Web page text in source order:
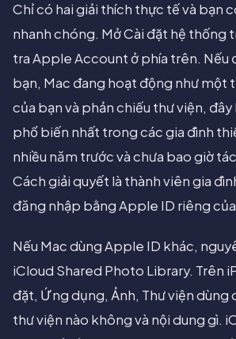
Chỉ có hai giải thích thực tế và bạn
nhanh chóng. Mở Cài đặt hệ thống
tra Apple Account ở phía trên. Nếu
bạn, Mac đang hoạt động như một
của bạn và phản chiếu thư viện, đây
phổ biến nhất trong các gia đình
nhiều năm trước và chưa bao giờ
Cách giải quyết là thành viên gia
đăng nhập bằng Apple ID riêng
Nếu Mac dùng Apple ID khác,
iCloud Shared Photo Library. Trên
đặt, Ứng dụng, Ảnh, Thư viện dùng
thư viện nào không và nội dung gì.